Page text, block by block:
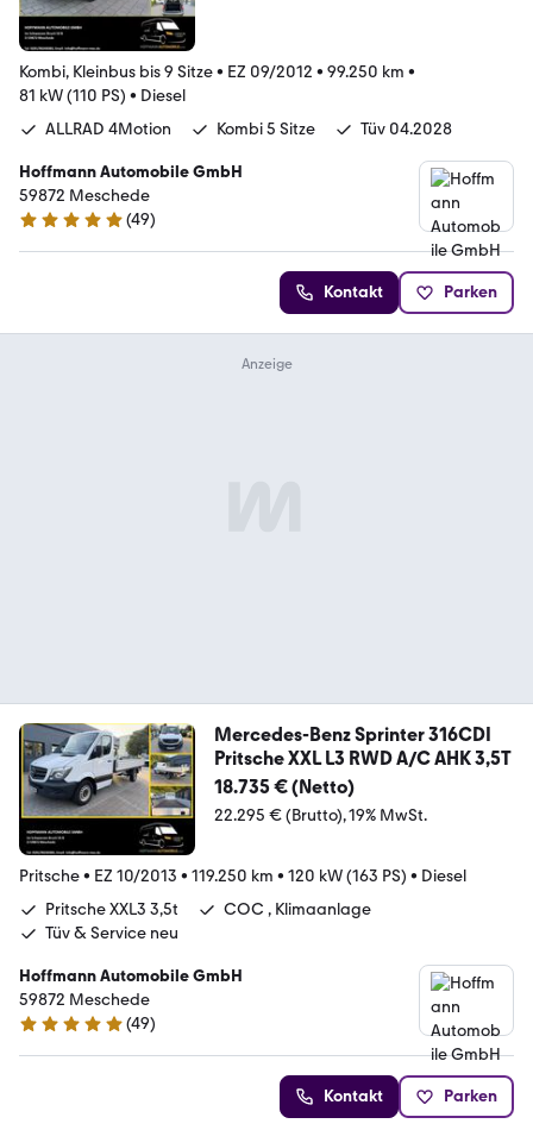
Kombi, Kleinbus bis 9 Sitze• EZ 09/2012 • 99.250 km •
81 kW (110 PS) • Diesel
ALLRAD 4Motion
Kombi 5 Sitze Tüv 04.2028
Hoffmann Automobile GmbH
59872 Meschede
4.9 Sterne
(49)
Kontakt Parken
Mercedes-Benz Sprinter 316CDI
Pritsche XXL L3 RWD A/C AHK 3,5T
18.735 € (Netto)
22.295 € (Brutto) 19% MwSt.
Pritsche• EZ 10/2013 • 119.250 km • 120 kW (163 PS) • Diesel
Pritsche XXL3 3,5t
COC , Klimaanlage
Tüv & Service neu
Hoffmann Automobile GmbH
59872 Meschede
4.9 Sterne
(49)
Kontakt Parken